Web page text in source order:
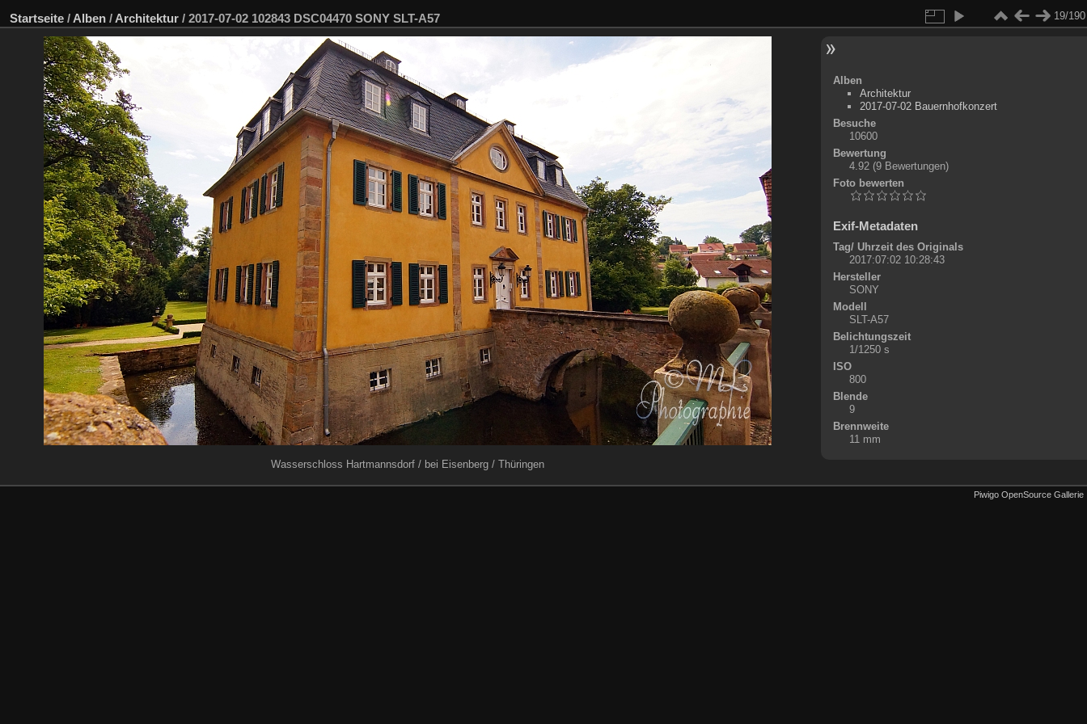
Startseite / Alben / Architektur / 2017-07-02 102843 DSC04470 SONY SLT-A57 19/190
Wasserschloss Hartmannsdorf / bei Eisenberg / Thüringen
Alben
Architektur
2017-07-02 Bauernhofkonzert
Besuche
10600
Bewertung
4.92 (9 Bewertungen)
Foto bewerten
Exif-Metadaten
Tag/ Uhrzeit des Originals
2017:07:02 10:28:43
Hersteller
SONY
Modell
SLT-A57
Belichtungszeit
1/1250 s
ISO
800
Blende
9
Brennweite
11 mm
Piwigo OpenSource Gallerie